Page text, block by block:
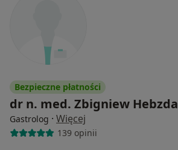
Bezpieczne płatności
dr n. med. Zbigniew Hebzda
Gastrolog · Więcej
139 opinii